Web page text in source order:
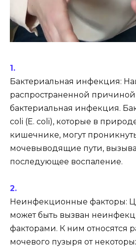
Бактериальная инфекция:
распространенной причиной
бактериальная инфекция.
coli (E. coli), которые в
кишечнике, могут
мочевыводящие пути,
последующее воспаление.
Неинфекционные факторы:
может быть вызван
факторами. К ним относятся
мочевого пузыря от